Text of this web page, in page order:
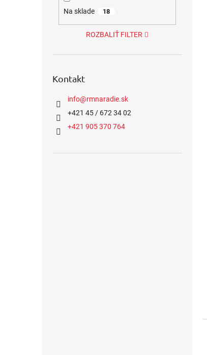
Na sklade 18
ROZBALIŤ FILTER
Kontakt
info@rmnaradie.sk
+421 45 / 672 34 02
+421 905 370 764